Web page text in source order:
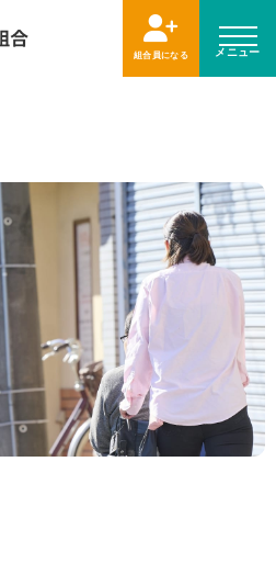
組合員になる メニュー